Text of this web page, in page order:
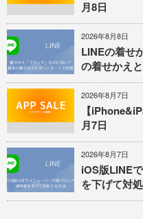
月8日
2026年8月8日
LINEの着せ
の着せかえ
2026年8月7日
【
月7日
2026年8月7日
iOS版LINE
を下げて対